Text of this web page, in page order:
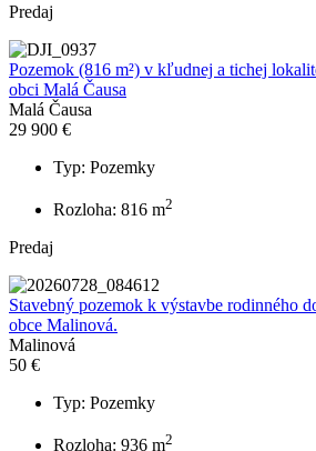
Predaj
Pozemok (816 m²) v kľudnej a tichej
obci Malá Čausa
Malá Čausa
29 900 €
Typ: Pozemky
Rozloha: 816 m2
Predaj
Stavebný pozemok k výstavbe rodinného
obce Malinová.
Malinová
50 €
Typ: Pozemky
Rozloha: 936 m2